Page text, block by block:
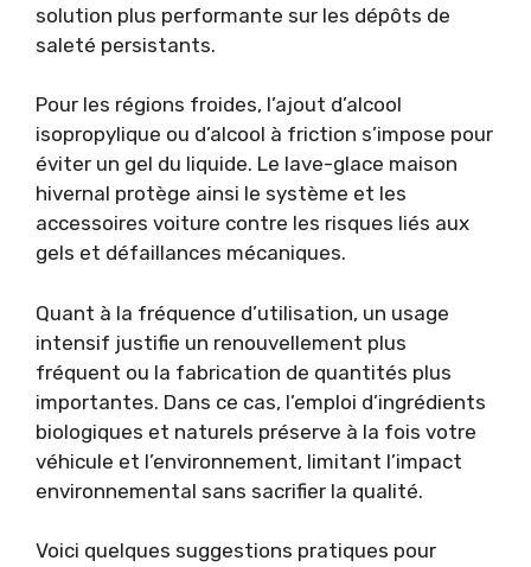
solution plus performante sur les dépôts de
saleté persistants.
Pour les régions froides, l’ajout d’alcool
isopropylique ou d’alcool à friction s’impose pour
éviter un gel du liquide. Le lave-glace maison
hivernal protège ainsi le système et les
accessoires voiture contre les risques liés aux
gels et défaillances mécaniques.
Quant à la fréquence d’utilisation, un usage
intensif justifie un renouvellement plus
fréquent ou la fabrication de quantités plus
importantes. Dans ce cas, l’emploi d’ingrédients
biologiques et naturels préserve à la fois votre
véhicule et l’environnement, limitant l’impact
environnemental sans sacrifier la qualité.
Voici quelques suggestions pratiques pour